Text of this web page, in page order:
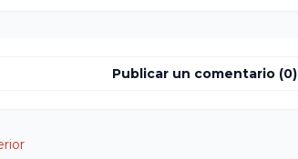
Publicar un comentario (0)